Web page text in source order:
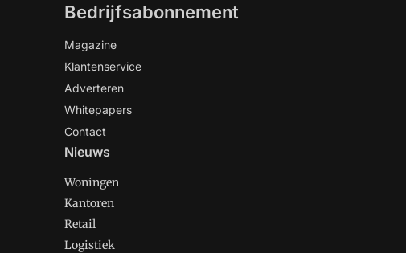
Bedrijfsabonnement
Magazine
Klantenservice
Adverteren
Whitepapers
Contact
Nieuws
Woningen
Kantoren
Retail
Logistiek